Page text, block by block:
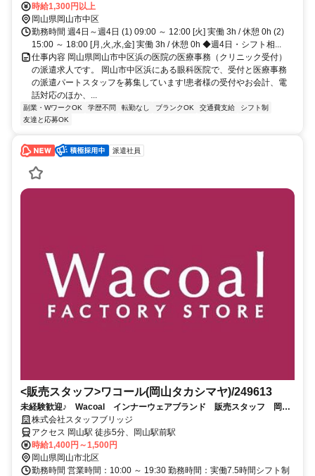
線 西川原徒歩約15分、岡山電軌東山本線 県庁通り出口2徒歩約18分
「西川原駅」徒歩14分,マイカー通勤可,駐車場あり,敷地内全て禁煙
時給1,300円以上
岡山県岡山市中区
勤務時間 週4日～週4日 (1) 09:00 ～ 12:00 [火] 実働 3h / 休憩 0h (2)
15:00 ～ 18:00 [月,火,水,金] 実働 3h / 休憩 0h ◆週4日・シフト相...
仕事内容 岡山県岡山市中区浜の医院の医療事務（クリニック受付）
の派遣求人です。 岡山市中区浜にある眼科医院で、受付と医療事務
の派遣パートスタッフを募集しています!患者様の受付やお会計、電
話対応のほか、...
副業・WワークOK 学歴不問 転勤なし ブランクOK 交通費支給
シフト制
友達と応募OK
派遣社員
<販売スタッフ>ワコール(岡山タカシマヤ)/249613
未経験歓迎♪ Wacoal インナーウェアブランド 販売スタッフ 岡山
タカシマヤ（交通費全額支給）
株式会社スタッフブリッジ
アクセス 岡山駅 徒歩5分、岡山駅前駅
時給1,400円～1,500円
岡山県岡山市北区
勤務時間 営業時間：10:00 ～ 19:30 勤務時間：実働7.5時間シフト制